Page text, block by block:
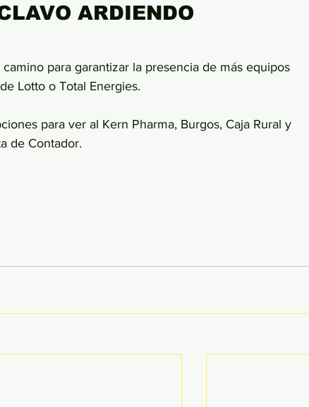
ARDIENDO
para garantizar la presencia de más equipos
Lotto o Total Energies.
para ver al Kern Pharma, Burgos, Caja Rural y
de Contador.